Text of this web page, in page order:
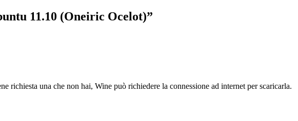
11.10 (Oneiric Ocelot)”
richiesta una che non hai, Wine può richiedere la connessione ad internet per scaricarla.